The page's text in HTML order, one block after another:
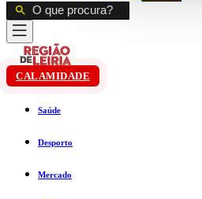
CALAMIDADE
Saúde
Desporto
Mercado